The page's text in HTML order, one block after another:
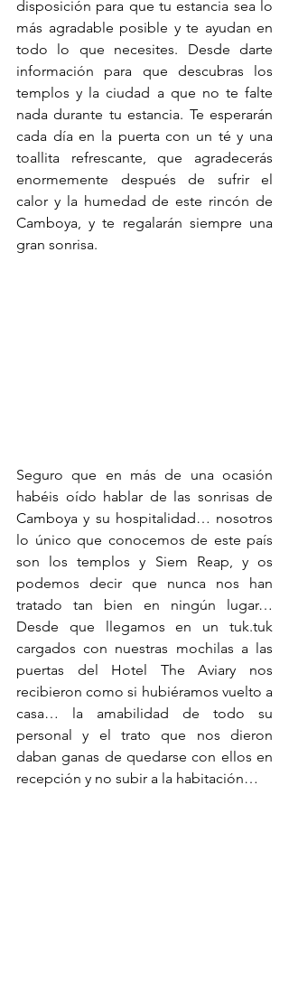
disposición para que tu estancia sea lo
más agradable posible y te ayudan en
todo lo que necesites. Desde darte
información para que descubras los
templos y la ciudad a que no te falte
nada durante tu estancia. Te esperarán
cada día en la puerta con un té y una
toallita refrescante, que agradecerás
enormemente después de sufrir el
calor y la humedad de este rincón de
Camboya, y te regalarán siempre una
gran sonrisa.
Seguro que en más de una ocasión
habéis oído hablar de las sonrisas de
Camboya y su hospitalidad… nosotros
lo único que conocemos de este país
son los templos y Siem Reap, y os
podemos decir que nunca nos han
tratado tan bien en ningún lugar…
Desde que llegamos en un tuk.tuk
cargados con nuestras mochilas a las
puertas del Hotel The Aviary nos
recibieron como si hubiéramos vuelto a
casa… la amabilidad de todo su
personal y el trato que nos dieron
daban ganas de quedarse con ellos en
recepción y no subir a la habitación…